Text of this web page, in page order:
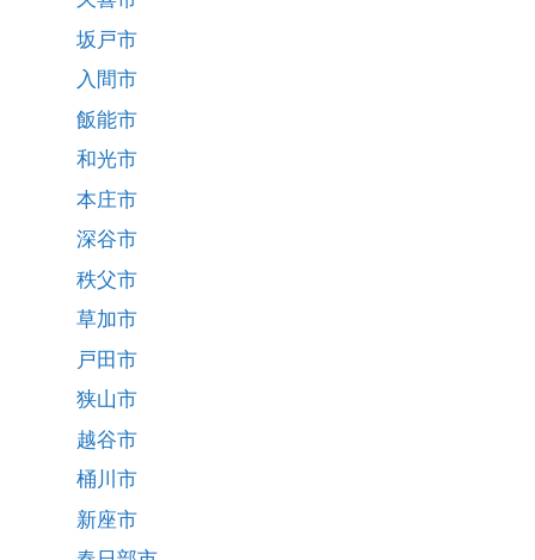
坂戸市
入間市
飯能市
和光市
本庄市
深谷市
秩父市
草加市
戸田市
狭山市
越谷市
桶川市
新座市